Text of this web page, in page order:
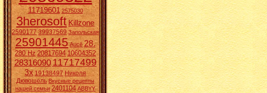
11719601 2575030
3herosoft Killzone
2590177 39937569 Запольская
25901445 Aucē 28.
280 Hz 20817694 10604352
2831609011717499
3x 19138497 Николя
Дювошель Вкусные рецепты
нашей семьи 2401104 ABBYY